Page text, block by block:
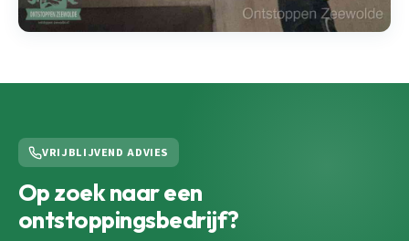
VRIJBLIJVEND ADVIES
Op zoek naar een
ontstoppingsbedrijf?